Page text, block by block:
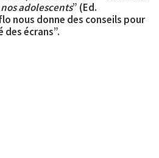
adolescents” (Ed.
nous donne des conseils pour
écrans”.